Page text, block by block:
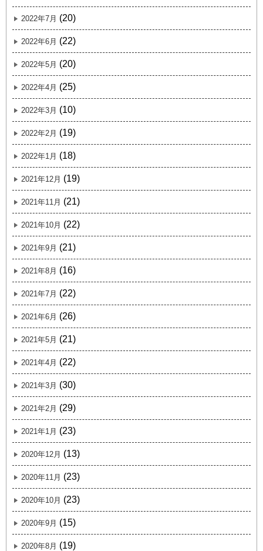
2022年7月 (20)
2022年6月 (22)
2022年5月 (20)
2022年4月 (25)
2022年3月 (10)
2022年2月 (19)
2022年1月 (18)
2021年12月 (19)
2021年11月 (21)
2021年10月 (22)
2021年9月 (21)
2021年8月 (16)
2021年7月 (22)
2021年6月 (26)
2021年5月 (21)
2021年4月 (22)
2021年3月 (30)
2021年2月 (29)
2021年1月 (23)
2020年12月 (13)
2020年11月 (23)
2020年10月 (23)
2020年9月 (15)
2020年8月 (19)